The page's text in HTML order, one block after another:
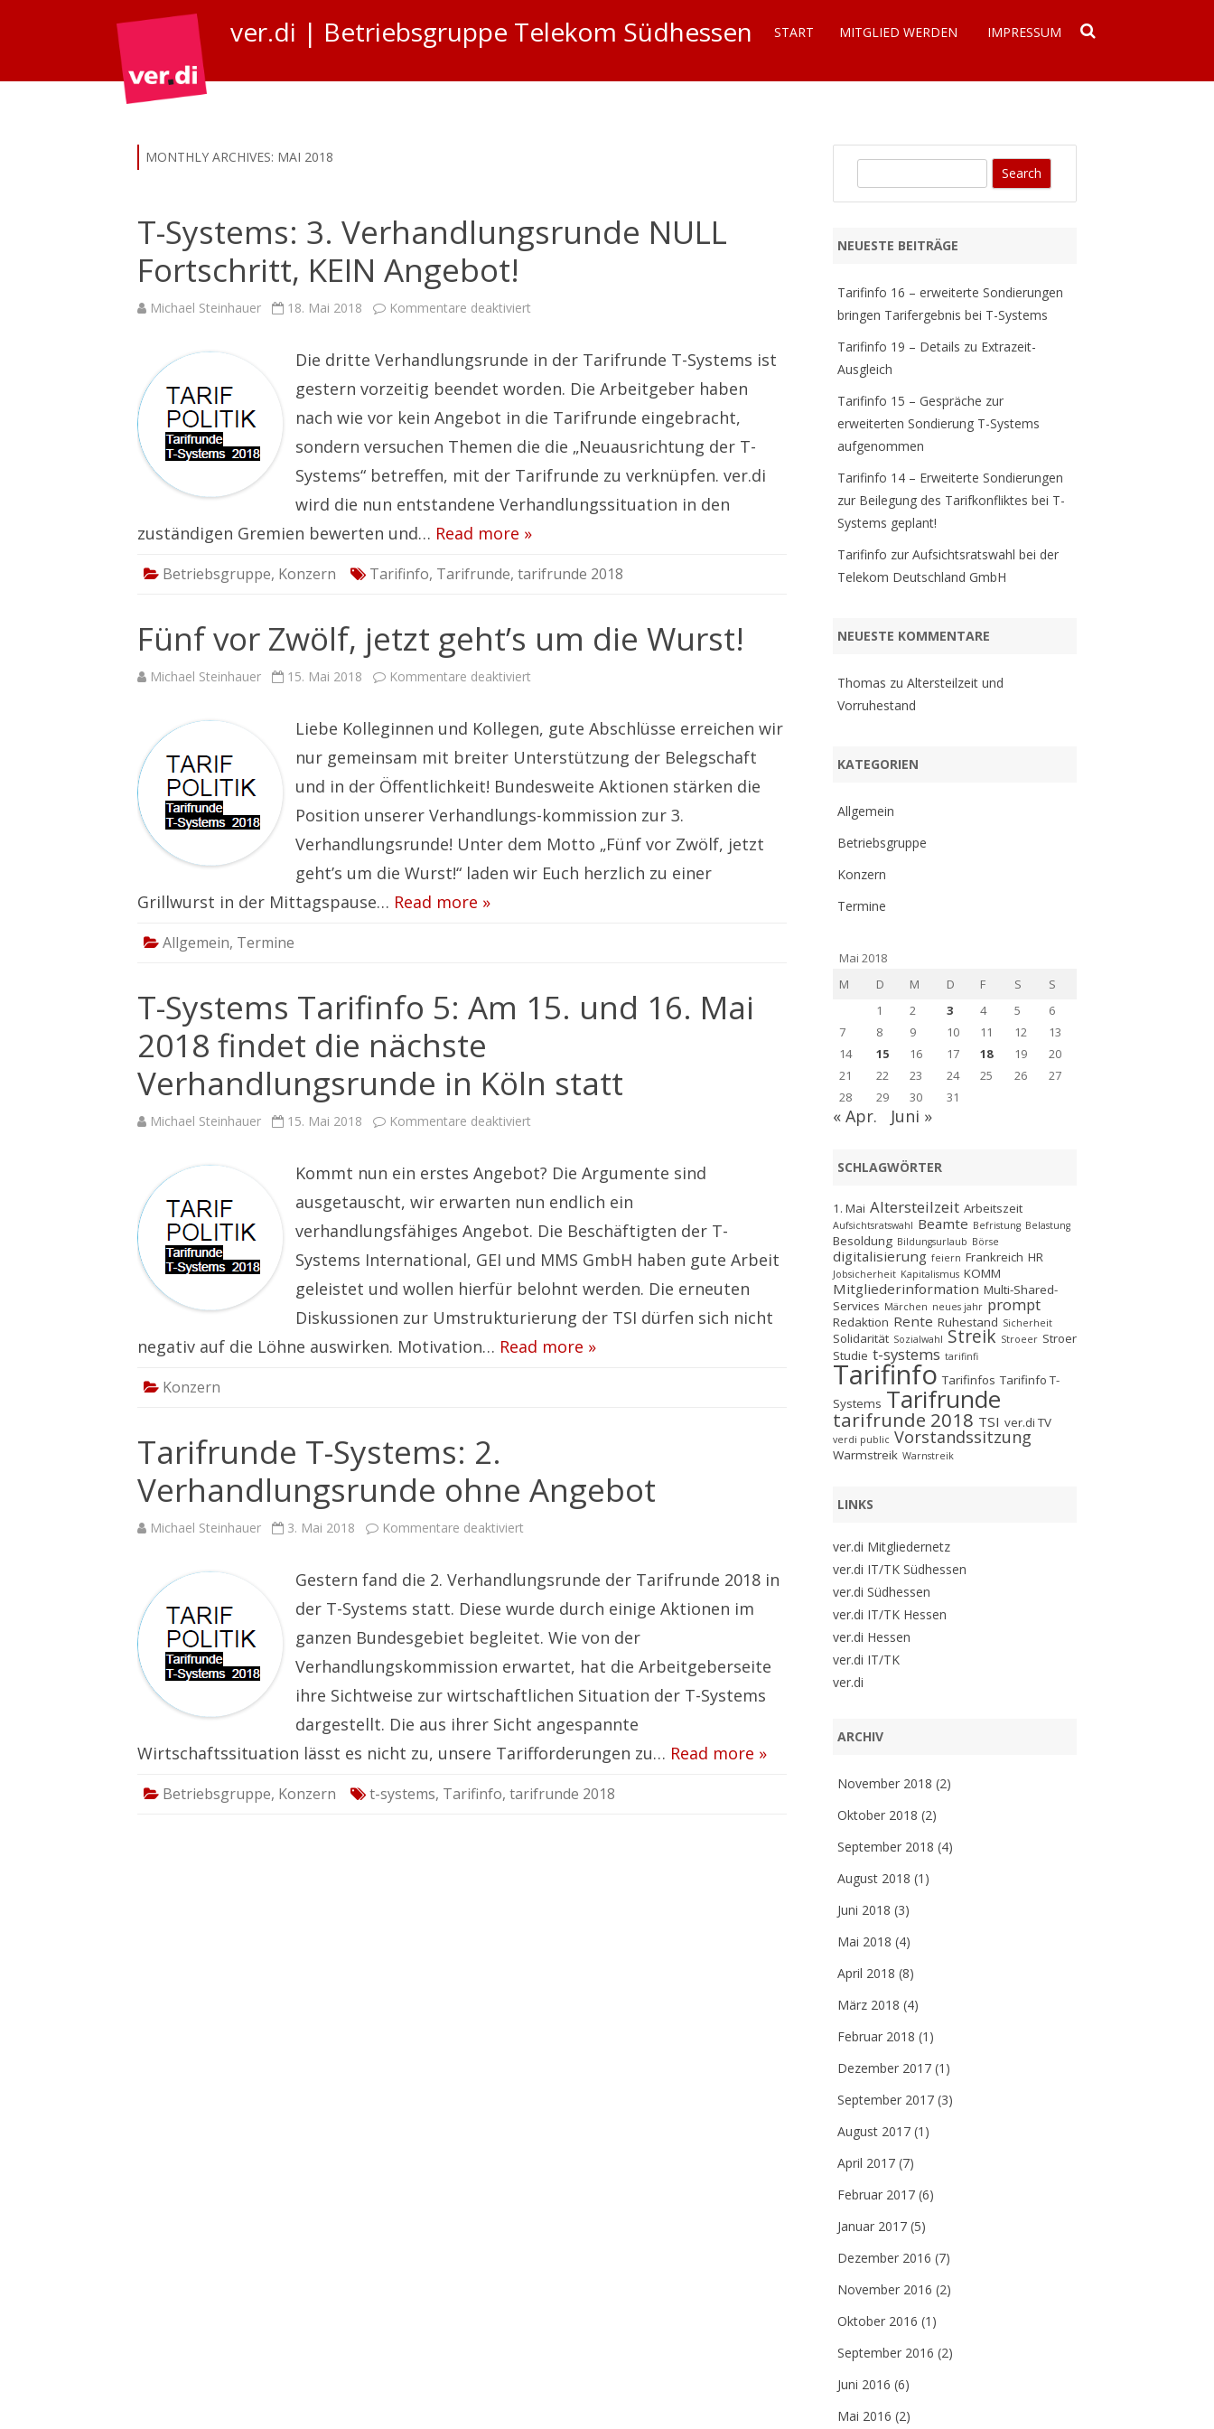
ver.di | Betriebsgruppe Telekom Südhessen START MITGLIED WERDEN IMPRESSUM
MONTHLY ARCHIVES: MAI 2018
T-Systems: 3. Verhandlungsrunde NULL
Fortschritt, KEIN Angebot!
Michael Steinhauer 18. Mai 2018 Kommentare deaktiviert
Verhandlungsrunde
NULL
Fortschritt,
KEIN
Angebot!
Die dritte Verhandlungsrunde in der Tarifrunde T-Systems ist
gestern vorzeitig beendet worden. Die Arbeitgeber haben
nach wie vor kein Angebot in die Tarifrunde eingebracht,
sondern versuchen Themen die die „Neuausrichtung der T-
Systems“ betreffen, mit der Tarifrunde zu verknüpfen. ver.di
wird die nun entstandene Verhandlungssituation in den
zuständigen Gremien bewerten und… Read more »
Betriebsgruppe, Konzern Tarifinfo, Tarifrunde, tarifrunde 2018
Fünf vor Zwölf, jetzt geht’s um die Wurst!
Michael Steinhauer 15. Mai 2018 Kommentare deaktiviert
jetzt
geht’s
um
die
Wurst!
Liebe Kolleginnen und Kollegen, gute Abschlüsse erreichen wir
nur gemeinsam mit breiter Unterstützung der Belegschaft
und in der Öffentlichkeit! Bundesweite Aktionen stärken die
Position unserer Verhandlungs-kommission zur 3.
Verhandlungsrunde! Unter dem Motto „Fünf vor Zwölf, jetzt
geht’s um die Wurst!“ laden wir Euch herzlich zu einer
Grillwurst in der Mittagspause… Read more »
Allgemein, Termine
T-Systems Tarifinfo 5: Am 15. und 16. Mai
2018 findet die nächste
Verhandlungsrunde in Köln statt
Michael Steinhauer 15. Mai 2018 Kommentare deaktiviert
5:
Am
15.
und
16.
Mai
findet
die
nächste
Verhandlungsrunde
Köln
Kommt nun ein erstes Angebot? Die Argumente sind
ausgetauscht, wir erwarten nun endlich ein
verhandlungsfähiges Angebot. Die Beschäftigten der T-
Systems International, GEI und MMS GmbH haben gute Arbeit
geleistet und wollen hierfür belohnt werden. Die erneuten
Diskussionen zur Umstrukturierung der TSI dürfen sich nicht
negativ auf die Löhne auswirken. Motivation… Read more »
Konzern
Tarifrunde T-Systems: 2.
Verhandlungsrunde ohne Angebot
Michael Steinhauer 3. Mai 2018 Kommentare deaktiviert
2.
Verhandlungsrunde
ohne
Angebot
Gestern fand die 2. Verhandlungsrunde der Tarifrunde 2018 in
der T-Systems statt. Diese wurde durch einige Aktionen im
ganzen Bundesgebiet begleitet. Wie von der
Verhandlungskommission erwartet, hat die Arbeitgeberseite
ihre Sichtweise zur wirtschaftlichen Situation der T-Systems
dargestellt. Die aus ihrer Sicht angespannte
Wirtschaftssituation lässt es nicht zu, unsere Tarifforderungen zu… Read more »
Betriebsgruppe, Konzern t-systems, Tarifinfo, tarifrunde 2018
c
NEUESTE BEITRÄGE
Tarifinfo 16 – erweiterte Sondierungen
bringen Tarifergebnis bei T-Systems
Tarifinfo 19 – Details zu Extrazeit-
Ausgleich
Tarifinfo 15 – Gespräche zur
erweiterten Sondierung T-Systems
aufgenommen
Tarifinfo 14 – Erweiterte Sondierungen
zur Beilegung des Tarifkonfliktes bei T-
Systems geplant!
Tarifinfo zur Aufsichtsratswahl bei der
Telekom Deutschland GmbH
NEUESTE KOMMENTARE
Thomas zu Altersteilzeit und
Vorruhestand
KATEGORIEN
Allgemein
Betriebsgruppe
Konzern
Termine
Mai 2018
M
D M D F S
S
1
2 3 4 5
6
7
8 9 10 11 12
13
14
15 16 17 18 19
20
21
22 23 24 25 26
27
28
29 30 31
« Apr. Juni »
SCHLAGWÖRTER
1. Mai Altersteilzeit Arbeitszeit
Aufsichtsratswahl Beamte Befristung Belastung
Besoldung Bildungsurlaub Börse
digitalisierung feiern Frankreich HR
Jobsicherheit Kapitalismus KOMM
Mitgliederinformation Multi-Shared-
Services Märchen neues jahr prompt
Redaktion Rente Ruhestand Sicherheit
Solidarität Sozialwahl Streik Stroeer Stroer
Studie t-systems tarifinfi
Tarifinfo Tarifinfos Tarifinfo T-
Systems Tarifrunde
tarifrunde 2018 TSI ver.di TV
verdi public Vorstandssitzung
Warmstreik Warnstreik
LINKS
ver.di Mitgliedernetz
ver.di IT/TK Südhessen
ver.di Südhessen
ver.di IT/TK Hessen
ver.di Hessen
ver.di IT/TK
ver.di
ARCHIV
November 2018 (2)
Oktober 2018 (2)
September 2018 (4)
August 2018 (1)
Juni 2018 (3)
Mai 2018 (4)
April 2018 (8)
März 2018 (4)
Februar 2018 (1)
Dezember 2017(1)
September 2017(3)
August 2017(1)
April 2017(7)
Februar 2017(6)
Januar 2017(5)
Dezember 2016 (7)
November 2016 (2)
Oktober 2016 (1)
September 2016 (2)
Juni 2016 (6)
Mai 2016 (2)